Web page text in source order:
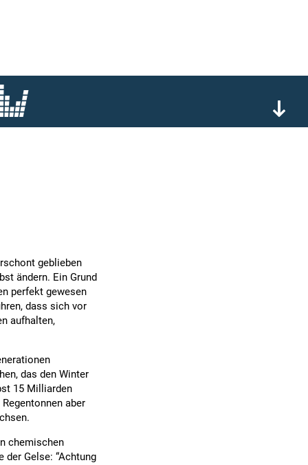
geblieben
ändern. Ein Grund
perfekt gewesen
dass sich vor
aufhalten,
das den Winter
15 Milliarden
aber
chemischen
Gelse: “Achtung